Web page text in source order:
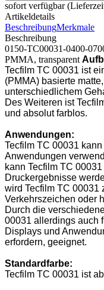
sofort verfügbar
Artikeldetails
BeschreibungMerkmale
Beschreibung
0150-TC00031-0400-
PMMA, transparent
Tecfilm TC 00031 ist
(PMMA) basierte
unterschiedlichem
Des Weiteren ist
und absolut farblos.
Anwendungen:
Tecfilm TC 00031
Anwendungen
kann Tecfilm TC
Druckergebnisse
wird Tecfilm TC 00031
Verkehrszeichen oder
Durch die
00031 allerdings auch
Displays und
erfordern, geeignet.
Standardfarbe:
Tecfilm TC 00031 ist